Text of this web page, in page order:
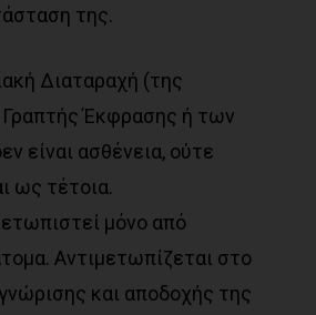
της.
Διαταραχή (της
Έκφρασης ή των
είναι ασθένεια, ούτε
ως τέτοια.
μόνο από
Αντιμετωπίζεται στο
και αποδοχής της